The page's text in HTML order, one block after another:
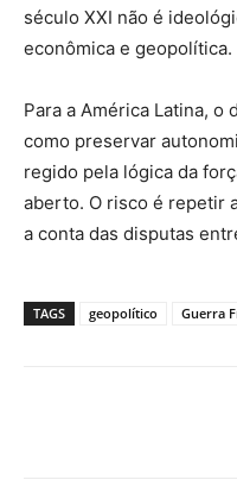
século XXI não é
econômica e geopolítica.
Para a América Latina, o
como preservar
regido pela lógica da
aberto. O risco é repetir
a conta das disputas
TAGS geopolítico Guerra